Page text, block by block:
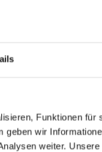
Funktionen für
wir
weiter.
Juniorenklasse in der